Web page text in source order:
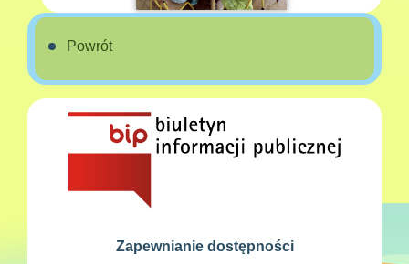
Powrót
Zapewnianie dostępności